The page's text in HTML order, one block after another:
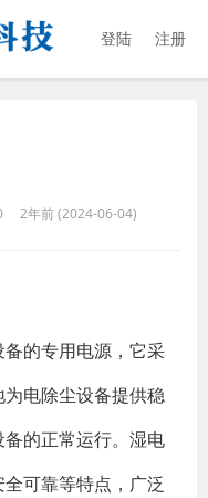
登陆 注册
2年前 (2024-06-04)
的专用电源，它采
电除尘设备提供稳
的正常运行。湿电
可靠等特点，广泛